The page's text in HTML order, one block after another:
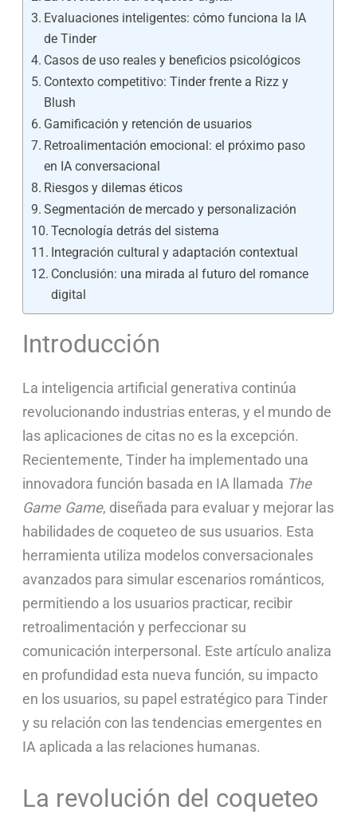
Evaluaciones inteligentes: cómo funciona la IA
de Tinder
Casos de uso reales y beneficios psicológicos
Contexto competitivo: Tinder frente a Rizz y
Blush
Gamificación y retención de usuarios
Retroalimentación emocional: el próximo paso
en IA conversacional
Riesgos y dilemas éticos
Segmentación de mercado y personalización
Tecnología detrás del sistema
Integración cultural y adaptación contextual
Conclusión: una mirada al futuro del romance
digital
Introducción
La inteligencia artificial generativa continúa
revolucionando industrias enteras, y el mundo de
las aplicaciones de citas no es la excepción.
Recientemente, Tinder ha implementado una
innovadora función basada en IA llamada The
Game Game, diseñada para evaluar y mejorar las
habilidades de coqueteo de sus usuarios. Esta
herramienta utiliza modelos conversacionales
avanzados para simular escenarios románticos,
permitiendo a los usuarios practicar, recibir
retroalimentación y perfeccionar su
comunicación interpersonal. Este artículo analiza
en profundidad esta nueva función, su impacto
en los usuarios, su papel estratégico para Tinder
y su relación con las tendencias emergentes en
IA aplicada a las relaciones humanas.
La revolución del coqueteo